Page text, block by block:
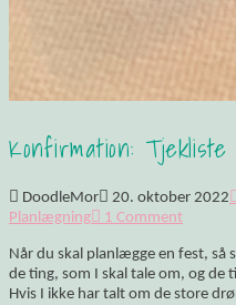
Konfirmation:
DoodleMor 20. oktober 2022
Planlægning
1 Comment
Når du skal planlægge en fest, så
de ting, som I skal tale om, og de
Hvis I ikke har talt om de store